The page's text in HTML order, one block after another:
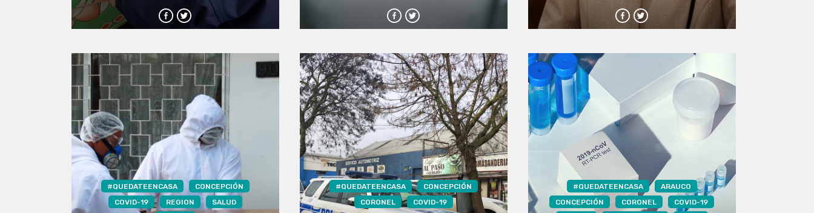
#QUEDATEENCASA
CONCEPCIÓN
COVID-19
REGION
SALUD
#QUEDATEENCASA
CONCEPCIÓN
CORONEL
COVID-19
#QUEDATEENCASA
ARAUCO
CONCEPCIÓN
CORONEL
COVID-19